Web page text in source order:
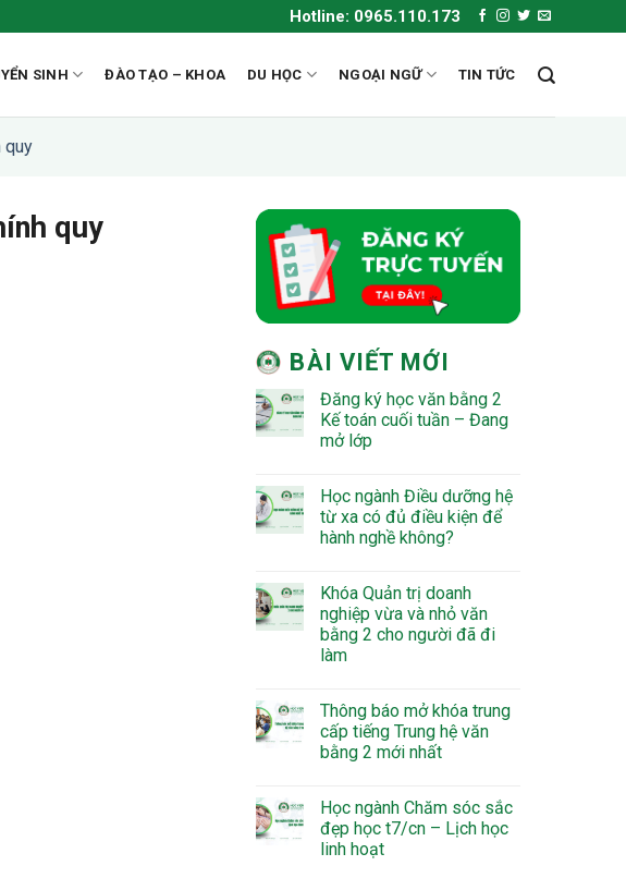
Hotline: 0965.110.173
SINH ĐÀO TẠO – KHOA DU HỌC NGOẠI NGỮ TIN TỨC
quy
quy
BÀI VIẾT MỚI
Đăng ký học văn bằng 2
Kế toán cuối tuần – Đang
mở lớp
Học ngành Điều dưỡng hệ
từ xa có đủ điều kiện để
hành nghề không?
Khóa Quản trị doanh
nghiệp vừa và nhỏ văn
bằng 2 cho người đã đi
làm
Thông báo mở khóa trung
cấp tiếng Trung hệ văn
bằng 2 mới nhất
Học ngành Chăm sóc sắc
đẹp học t7/cn – Lịch học
linh hoạt